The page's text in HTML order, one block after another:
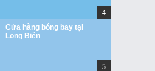
Cửa hàng bóng bay tại
Long Biên